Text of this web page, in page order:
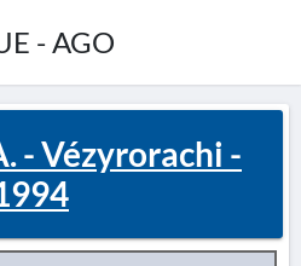
- AGO
- Vézyrorachi -